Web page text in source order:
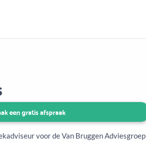
een gratis afspraak
voor de Van Bruggen Adviesgroep